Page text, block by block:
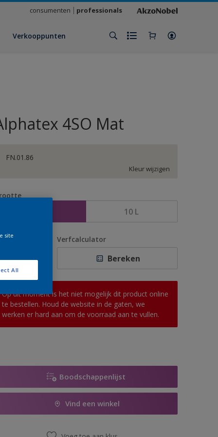
consumenten professionals
Verkooppunten
4SO Mat
FN.01.86
Kleur wijzigen
10 L
Verfcalculator
Bereken
Op dit moment is het niet mogelijk dit product online
te bestellen. Houd de website in de gaten, we
werken er hard aan om de voorraad aan te vullen.
Boodschappenlijst
Vind een winkel
site
All